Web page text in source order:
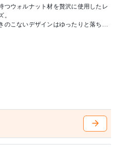
つウォルナット材を贅沢に使用したレ
。
のこないデザインはゆったりと落ち着
てくれます。
に対して最大8cmまで可能
高さ10cm)：+2,000円（税込）